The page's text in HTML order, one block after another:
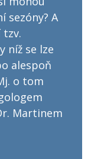
sezóny? A
tzv.
níž se lze
alespoň
o tom
Martinem